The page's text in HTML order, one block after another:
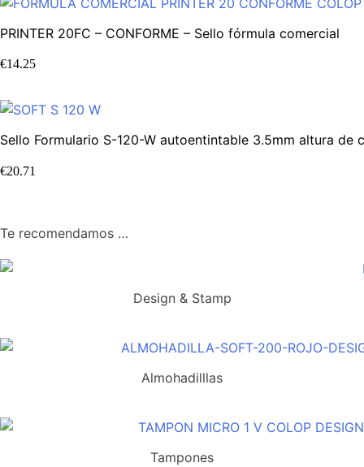
PRINTER 20FC – CONFORME – Sello fórmula comercial
€14.25
Sello Formulario S-120-W autoentintable 3.5mm altura de
€20.71
Te recomendamos …
Design & Stamp
Almohadilllas
Tampones